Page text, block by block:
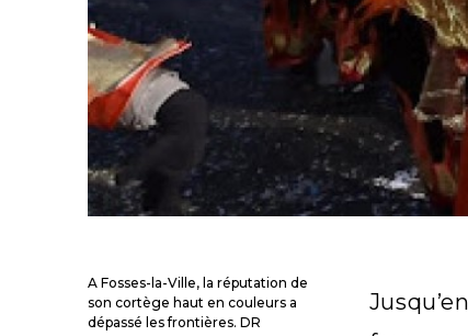
A Fosses-la-Ville, la réputation de
son cortège haut en couleurs a
dépassé les frontières. DR